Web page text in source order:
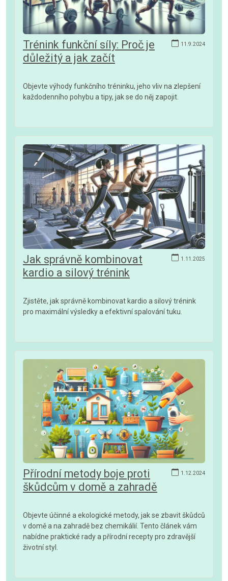
11.9.2024
Trénink funkční síly: Proč je
důležitý a jak začít
Objevte výhody funkčního tréninku, jeho vliv na zlepšení
každodenního pohybu a tipy, jak se do něj zapojit.
1.11.2025
Jak správně kombinovat
kardio a silový trénink
Zjistěte, jak správně kombinovat kardio a silový trénink
pro maximální výsledky a efektivní spalování tuku.
1.12.2024
Přírodní metody boje proti
škůdcům v domě a zahradě
Objevte účinné a ekologické metody, jak se zbavit škůdců
v domě a na zahradě bez chemikálií. Tento článek vám
nabídne praktické rady a přírodní recepty pro zdravější
životní styl.